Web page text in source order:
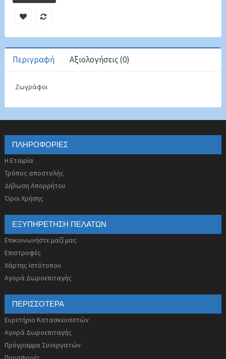
Περιγραφή Αξιολογήσεις (0)
Ζωγράφοι
ΠΛΗΡΟΦΟΡΊΕΣ
Η Εταιρία
Τρόπος αποστολής
Δήλωση Απορρήτου
Όροι Χρήσης
ΕΞΥΠΗΡΈΤΗΣΗ ΠΕΛΑΤΏΝ
Επικοινωνήστε μαζί μας
Επιστροφές
Χάρτης Ιστότοπου
Αγορά Δωροεπιταγής
ΠΕΡΙΣΣΌΤΕΡΑ
Ευρετήριο Κατασκευαστών
Αγορά Δωροεπιταγής
Πρόγραμμα Συνεργατών